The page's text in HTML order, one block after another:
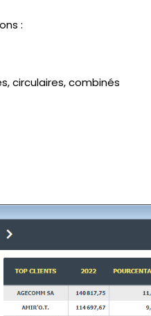
:
circulaires, combinés